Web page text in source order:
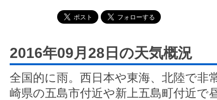
2016年09月28日の天気概況
全国的に雨。西日本や東海、北陸で非
崎県の五島市付近や新上五島町付近で